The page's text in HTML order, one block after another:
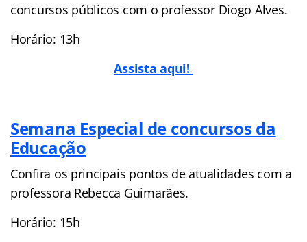
concursos públicos com o professor Diogo Alves.
Horário: 13h
Assista aqui!
Semana Especial de concursos da
Educação
Confira os principais pontos de atualidades com a
professora Rebecca Guimarães.
Horário: 15h